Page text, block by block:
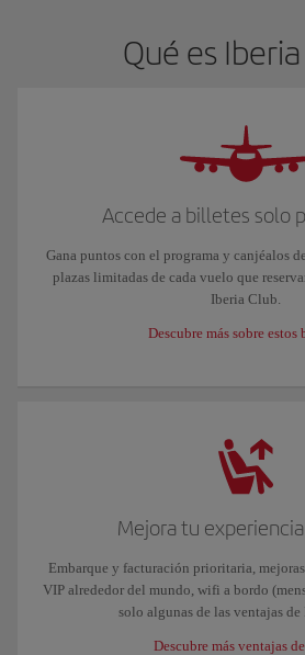
Qué es
Accede a billetes solo
Gana puntos con el programa y canjéalos
plazas limitadas de cada vuelo que
Iberia Club.
Descubre más sobre estos
Mejora tu
Embarque y facturación prioritaria, mejoras
VIP alrededor del mundo, wifi a bordo
solo algunas de las ventajas de
Descubre más ventajas